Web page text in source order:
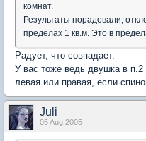
комнат.
Результаты порадовали,
пределах 1 кв.м. Это в
Радует, что совпадает.
У вас тоже ведь двушка в п.2
левая или правая, если
Juli
05 Aug 2005